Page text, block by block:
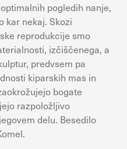
pogledih nanje,
kar nekaj. Skozi
reprodukcije smo
izčiščenega, a
predvsem pa
kiparskih mas in
bogate
razpoložljivo
delu. Besedilo
partnerji. Partnerska
za izdelavo profila
za prikazovanje ustreznih
Pri delu uporabljajo
brskalnika in naprave. Če
boste deležni našega